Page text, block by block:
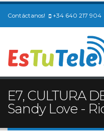
Contáctanos! +34 640 217 904
E7, CULTURA
Sandy Love -